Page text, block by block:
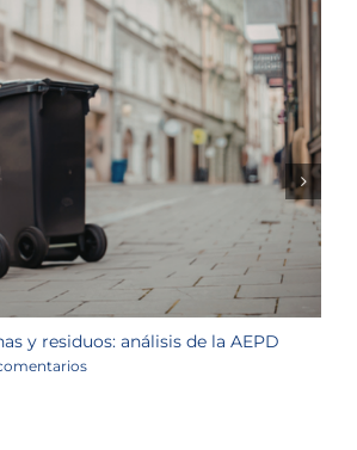
y residuos: análisis de la AEPD